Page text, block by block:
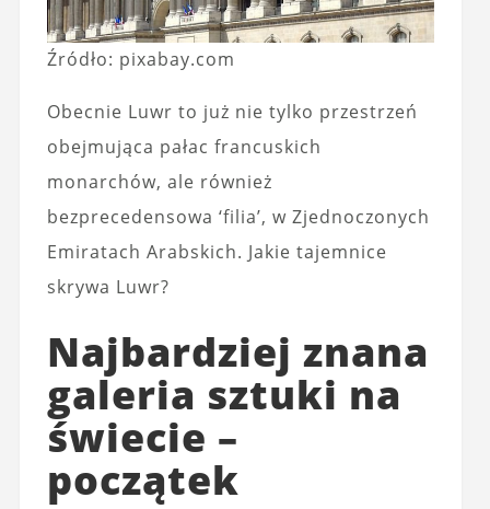
Źródło: pixabay.com
Obecnie Luwr to już nie tylko przestrzeń
obejmująca pałac francuskich
monarchów, ale również
bezprecedensowa ‘filia’, w Zjednoczonych
Emiratach Arabskich. Jakie tajemnice
skrywa Luwr?
Najbardziej znana
galeria sztuki na
świecie –
początek